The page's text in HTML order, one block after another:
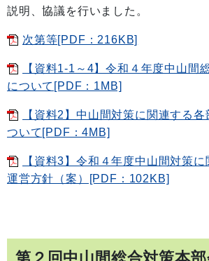
説明、協議を行いました。
次第等[PDF：216KB]
【資料1-1～4】令和４年度中山間
について[PDF：1MB]
【資料2】中山間対策に関連する
ついて[PDF：4MB]
【資料3】令和４年度中山間対策
運営方針（案）[PDF：102KB]